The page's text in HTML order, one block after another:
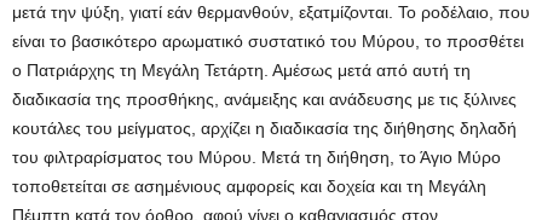
μετά την ψύξη, γιατί εάν θερμανθούν, εξατμίζονται. Το ροδέλαιο, που
είναι το βασικότερο αρωματικό συστατικό του Μύρου, το προσθέτει
ο Πατριάρχης τη Μεγάλη Τετάρτη. Αμέσως μετά από αυτή τη
διαδικασία της προσθήκης, ανάμειξης και ανάδευσης με τις ξύλινες
κουτάλες του μείγματος, αρχίζει η διαδικασία της διήθησης δηλαδή
του φιλτραρίσματος του Μύρου. Μετά τη διήθηση, το Άγιο Μύρο
τοποθετείται σε ασημένιους αμφορείς και δοχεία και τη Μεγάλη
Πέμπτη κατά τον όρθρο, αφού γίνει ο καθαγιασμός στον